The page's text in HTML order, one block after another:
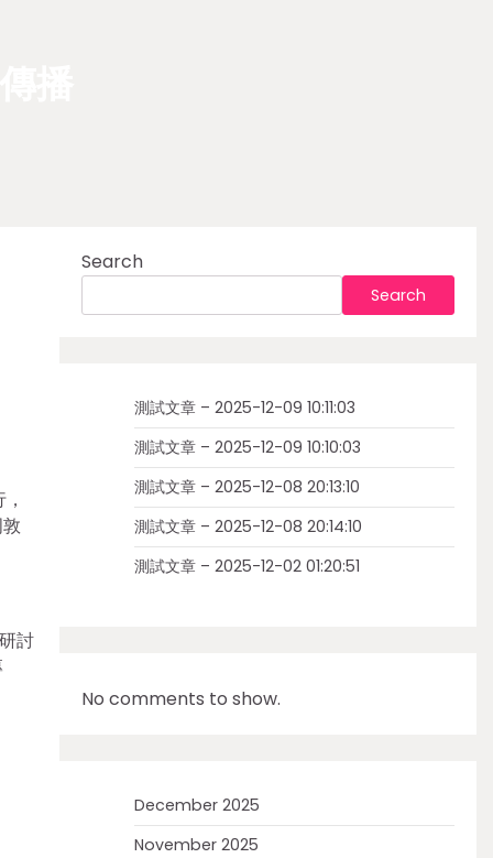
討
Search
Search
測試文章 – 2025-12-09 10:11:03
測試文章 – 2025-12-09 10:10:03
測試文章 – 2025-12-08 20:13:10
測試文章 – 2025-12-08 20:14:10
測試文章 – 2025-12-02 01:20:51
No comments to show.
December 2025
November 2025